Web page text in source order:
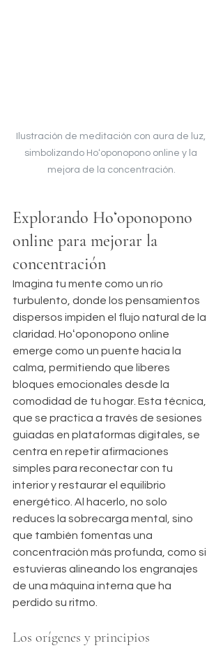
Ilustración de meditación con aura de luz,
simbolizando Hoʻoponopono online y la
mejora de la concentración.
Explorando Hoʻoponopono
online para mejorar la
concentración
Imagina tu mente como un río
turbulento, donde los pensamientos
dispersos impiden el flujo natural de la
claridad. Hoʻoponopono online
emerge como un puente hacia la
calma, permitiendo que liberes
bloques emocionales desde la
comodidad de tu hogar. Esta técnica,
que se practica a través de sesiones
guiadas en plataformas digitales, se
centra en repetir afirmaciones
simples para reconectar con tu
interior y restaurar el equilibrio
energético. Al hacerlo, no solo
reduces la sobrecarga mental, sino
que también fomentas una
concentración más profunda, como si
estuvieras alineando los engranajes
de una máquina interna que ha
perdido su ritmo.
Los orígenes y principios